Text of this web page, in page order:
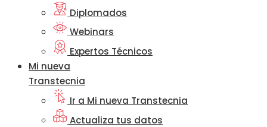
Diplomados
Webinars
Expertos Técnicos
Mi nueva
Transtecnia
Ir a Mi nueva Transtecnia
Actualiza tus datos